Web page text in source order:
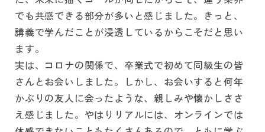
でも共感できる部分が多いと感じました。きっと、
講義で学んだことが浸透しているからこそだと思い
ます。
実は、コロナの関係で、卒業式で初めて同級生の皆
さんとお会いしました。しかし、お会いすると何年
かぶりの友人に会ったような、親しみや懐かしささ
え感じました。やはりリアルには、オンラインでは